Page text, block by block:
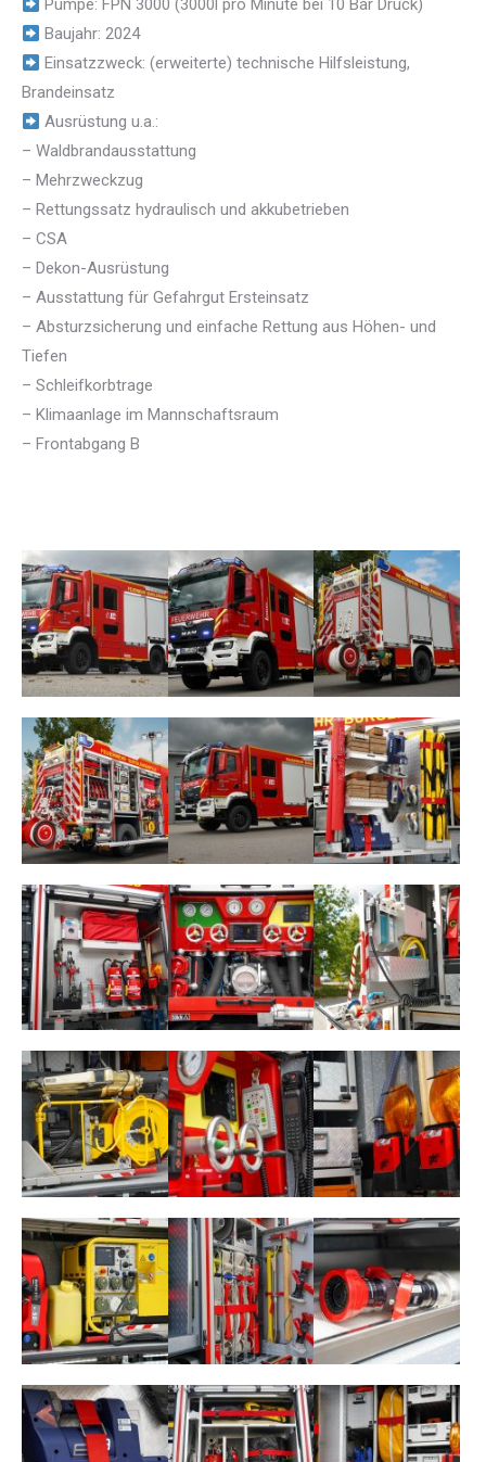
Pumpe: FPN 3000 (3000l pro Minute bei 10 Bar Druck)
Baujahr: 2024
Einsatzzweck: (erweiterte) technische Hilfsleistung,
Brandeinsatz
Ausrüstung u.a.:
– Waldbrandausstattung
– ⁠Mehrzweckzug
– Rettungssatz hydraulisch und akkubetrieben
– CSA
– Dekon-Ausrüstung
– Ausstattung für Gefahrgut Ersteinsatz
– Absturzsicherung und einfache Rettung aus Höhen- und
Tiefen
– Schleifkorbtrage
– Klimaanlage im Mannschaftsraum
– Frontabgang B